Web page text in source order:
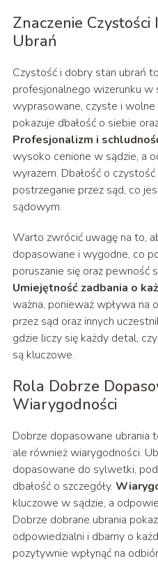
Znaczenie Czystości
Ubrań
Czystość i dobry stan ubrań
profesjonalnego wizerunku w
wyprasowane, czyste i
pokazuje dbałość o siebie
Profesjonalizm i
wysoko cenione w sądzie, a
wyrazem. Dbałość o
postrzeganie przez sąd, co
sądowym.
Warto zwrócić uwagę na to,
dopasowane i wygodne, co
poruszanie się oraz pewność
Umiejętność zadbania o
ważna, ponieważ wpływa na
przez sąd oraz innych
gdzie liczy się każdy detal,
są kluczowe.
Rola Dobrze
Wiarygodności
Dobrze dopasowane
ale również wiarygodności.
dopasowane do sylwetki,
dbałość o szczegóły.
kluczowe w sądzie, a
Dobrze dobrane ubrania
odpowiedzialni i dbamy o
pozytywnie wpłynąć na